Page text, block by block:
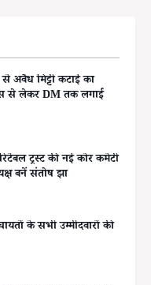
अवैध मिट्टी कटाई का
से लेकर DM तक लगाई
ट्रस्ट की नई कोर कमेटी
बनें संतोष झा
के सभी उम्मीदवारों की